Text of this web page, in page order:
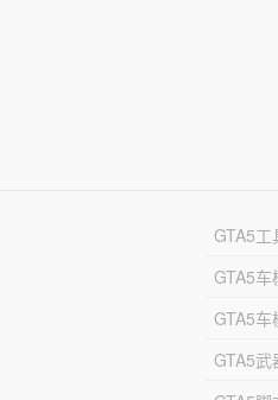
GTA5工
GTA5车
GTA5车
GTA5武